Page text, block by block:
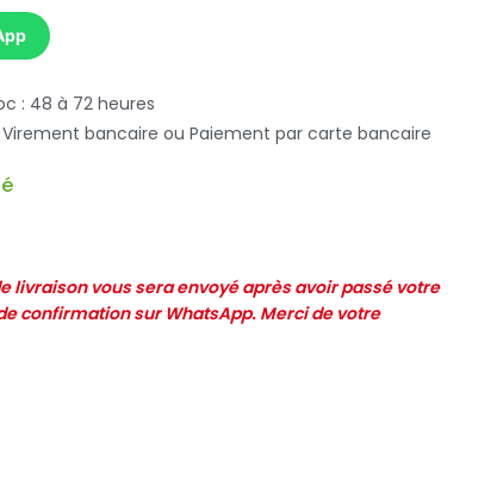
: 48 à 72 heures
bancaire ou Paiement par carte bancaire
livraison vous sera envoyé après avoir passé votre
confirmation sur WhatsApp. Merci de votre